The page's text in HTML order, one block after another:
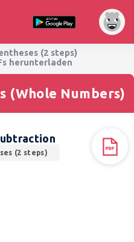
(2 steps)
herunterladen
(Whole Numbers)
(2 steps)